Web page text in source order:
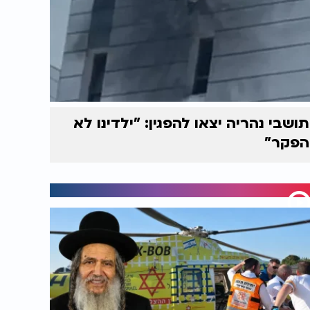
תושבי נהריה יצאו להפגין: "ילדינו לא
הפקר"